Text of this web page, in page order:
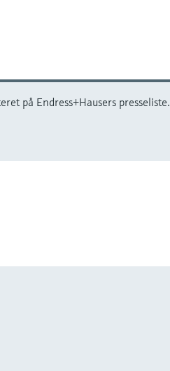
på Endress+Hausers presseliste.